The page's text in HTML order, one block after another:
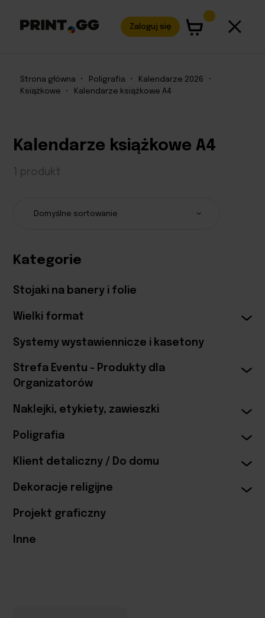
Zaloguj się
Strona główna • Poligrafia • Kalendarze 2026
•
Książkowe
• Kalendarze książkowe A4
Kalendarze książkowe A4
1 produkt
Kategorie
Stojaki na banery i folie
Wielki format
Systemy wystawiennicze i kasetony
Strefa Eventu - Produkty dla
Organizatorów
Naklejki, etykiety, zawieszki
Poligrafia
Klient detaliczny / Do domu
Dekoracje religijne
Projekt graficzny
Inne